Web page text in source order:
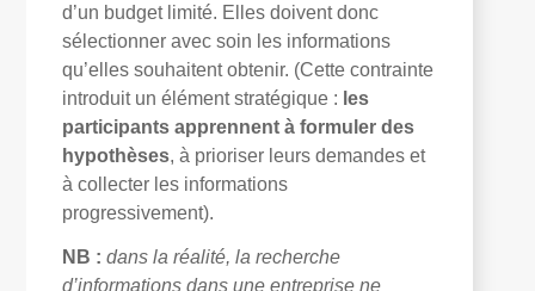
d’un budget limité. Elles doivent donc
sélectionner avec soin les informations
qu’elles souhaitent obtenir. (Cette contrainte
introduit un élément stratégique : les
participants apprennent à formuler des
hypothèses, à prioriser leurs demandes et
à collecter les informations
progressivement).
NB : dans la réalité, la recherche
d’informations dans une entreprise ne